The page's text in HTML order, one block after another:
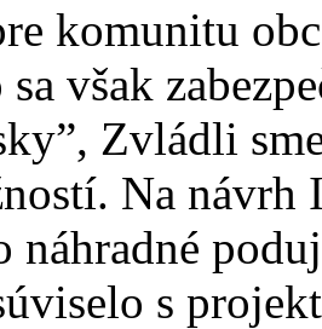
komunitu
sa však
Zvládli
Na návrh
náhradné
s